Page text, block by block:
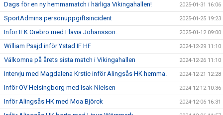
Dags för en ny hemmamatch i härliga Vikingahallen! 2025-01-31 16:06
SportAdmins personuppgiftsincident 2025-01-25 19:23
Inför IFK Örebro med Flavia Johansson. 2025-01-12 09:00
William Psajd inför Ystad IF HF 2024-12-29 11:10
Välkomna på årets sista match i Vikingahallen 2024-12-26 11:10
Intervju med Magdalena Krstic inför Alingsås HK hemma. 2024-12-21 12:28
Inför OV Helsingborg med Isak Nielsen 2024-12-12 10:36
Inför Alingsås HK med Moa Björck 2024-12-06 16:31